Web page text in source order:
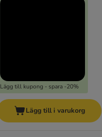
Lägg till kupong - spara -20%
Lägg till i varukorg